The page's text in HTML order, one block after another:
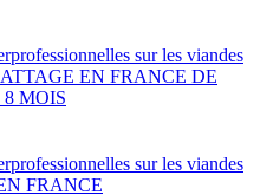
sur les viandes
EN FRANCE DE
MOIS
sur les viandes
FRANCE